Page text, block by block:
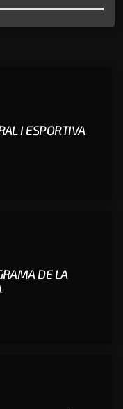
I ESPORTIVA
DE LA